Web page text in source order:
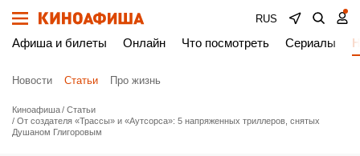
RUS
Афиша и билеты Онлайн Что посмотреть Сериалы
Новости Статьи Про жизнь
Киноафиша
Статьи
От создателя «Трассы» и «Аутсорса»: 5 напряженных триллеров, снятых
Душаном Глигоровым